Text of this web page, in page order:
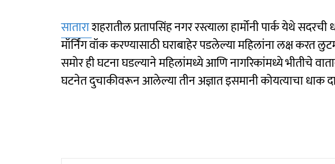
साताराशहरातील प्रतापसिंह नगर रस्त्याला हार्मोनी पार्क येथे
मॉर्निंग वॉक करण्यासाठी घराबाहेर पडलेल्या महिलांना लक्ष
समोर ही घटना घडल्याने महिलांमध्ये आणि नागरिकांमध्ये भीतीचे
घटनेत दुचाकीवरून आलेल्या तीन अज्ञात इसमानी कोयत्याचा